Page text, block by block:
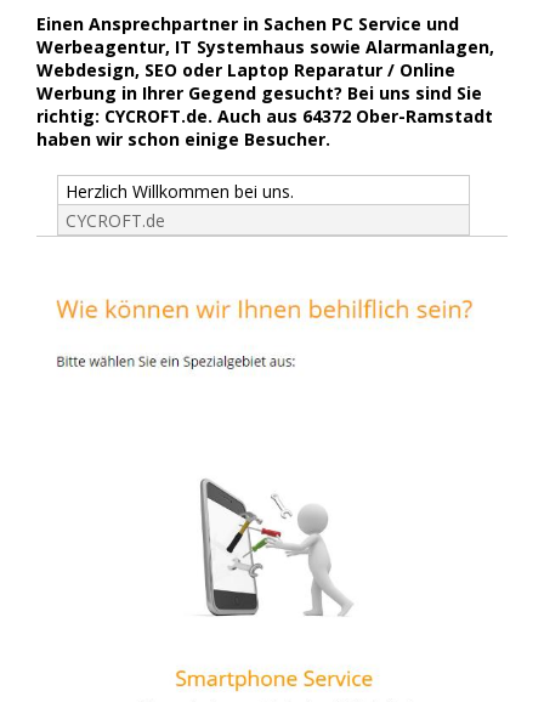
Einen Ansprechpartner in Sachen PC Service und
Werbeagentur, IT Systemhaus sowie Alarmanlagen,
Webdesign, SEO oder Laptop Reparatur / Online
Werbung in Ihrer Gegend gesucht? Bei uns sind Sie
richtig: CYCROFT.de. Auch aus 64372 Ober-Ramstadt
haben wir schon einige Besucher.
Herzlich Willkommen bei uns.
CYCROFT.de